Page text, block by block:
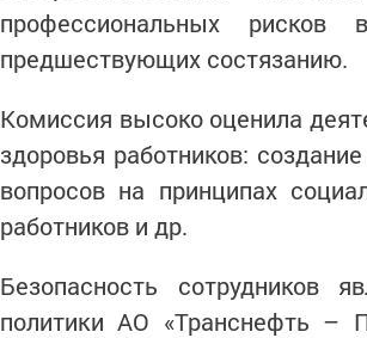
профессиональных
предшествующих состязанию.
Комиссия высоко оценила
здоровья работников:
вопросов на принципах
работников и др.
Безопасность сотрудников
политики АО «Транснефть –